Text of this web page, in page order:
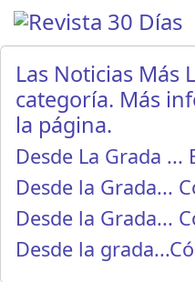
Las Noticias Más
categoría. Más
la página.
Desde La Grada ...
Desde la Grada...
Desde la Grada...
Desde la